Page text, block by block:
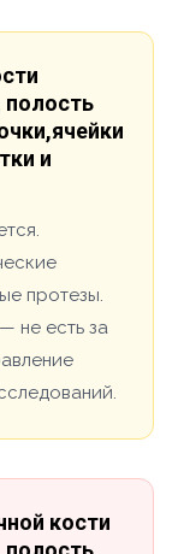
и
протезы.
не есть за
кости